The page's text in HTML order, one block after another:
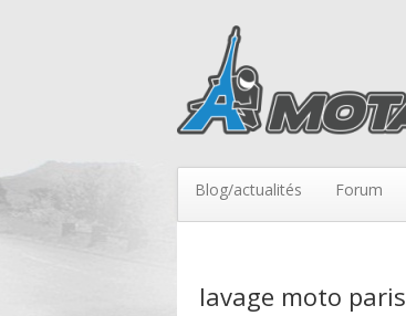
Blog/actualités Forum
lavage moto paris